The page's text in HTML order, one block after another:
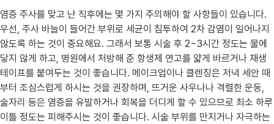
염증 주사를 맞고 난 직후에는 몇 가지 주의해야 할 사항들이 있습니다.
우선, 주사 바늘이 들어간 부위로 세균이 침투하여 2차 감염이 일어나지
않도록 하는 것이 중요해요. 그래서 보통 시술 후 2~3시간 정도는 물에
닿지 않게 하고, 병원에서 처방해 준 항생제 연고를 얇게 바르거나 재생
테이프를 붙여두는 것이 좋습니다. 메이크업이나 클렌징은 저녁 세안 때
부터 조심스럽게 하시는 것을 권장하며, 뜨거운 사우나나 격렬한 운동,
술자리 등은 염증을 유발하거나 회복을 더디게 할 수 있으므로 최소 하루
이틀 정도는 피해주시는 것이 좋습니다. 시술 부위를 만지거나 자극하는